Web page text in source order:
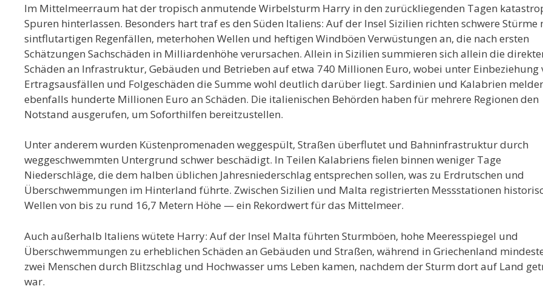
Im Mittelmeerraum hat der tropisch anmutende Wirbelsturm Harry in den zurückliegenden Tagen
Spuren hinterlassen. Besonders hart traf es den Süden Italiens: Auf der Insel Sizilien richten schwere Stürme
sintflutartigen Regenfällen, meterhohen Wellen und heftigen Windböen Verwüstungen an, die nach ersten
Schätzungen Sachschäden in Milliardenhöhe verursachen. Allein in Sizilien summieren sich allein die
Schäden an Infrastruktur, Gebäuden und Betrieben auf etwa 740 Millionen Euro, wobei unter Einbeziehung
Ertragsausfällen und Folgeschäden die Summe wohl deutlich darüber liegt. Sardinien und Kalabrien
ebenfalls hunderte Millionen Euro an Schäden. Die italienischen Behörden haben für mehrere Regionen den
Notstand ausgerufen, um Soforthilfen bereitzustellen.
Unter anderem wurden Küstenpromenaden weggespült, Straßen überflutet und Bahninfrastruktur durch
weggeschwemmten Untergrund schwer beschädigt. In Teilen Kalabriens fielen binnen weniger Tage
Niederschläge, die dem halben üblichen Jahresniederschlag entsprechen sollen, was zu Erdrutschen und
Überschwemmungen im Hinterland führte. Zwischen Sizilien und Malta registrierten Messstationen
Wellen von bis zu rund 16,7 Metern Höhe — ein Rekordwert für das Mittelmeer.
Auch außerhalb Italiens wütete Harry: Auf der Insel Malta führten Sturmböen, hohe Meeresspiegel und
Überschwemmungen zu erheblichen Schäden an Gebäuden und Straßen, während in Griechenland
zwei Menschen durch Blitzschlag und Hochwasser ums Leben kamen, nachdem der Sturm dort auf Land
war.